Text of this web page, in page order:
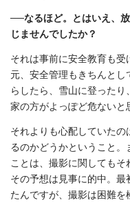
──なるほど。とはいえ、
じませんでしたか？
それは事前に安全教育も
元、安全管理もきちんと
らしたら、雪山に登った
家の方がよっぽど危ないと
それよりも心配していた
るのかどうかということ。
ことは、撮影に関してもそ
その予想は見事に的中。
たんですが、撮影は困難を